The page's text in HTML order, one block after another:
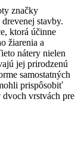
značky
stavby.
ktorá účinne
žiarenia a
nátery nielen
jej prirodzenú
samostatných
prispôsobiť
vrstvách pre